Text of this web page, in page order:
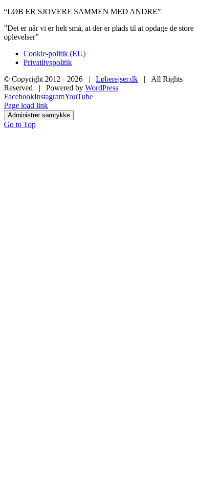
“LØB ER SJOVERE SAMMEN MED ANDRE”
”Det er når vi er helt små, at der er plads til at opdage de store
oplevelser”
Cookie-politik (EU)
Privatlivspolitik
© Copyright 2012 - 2026 | Løberejser.dk | All Rights
Reserved | Powered by WordPress
FacebookInstagramYouTube
Page load link
Administrer samtykke
Go to Top